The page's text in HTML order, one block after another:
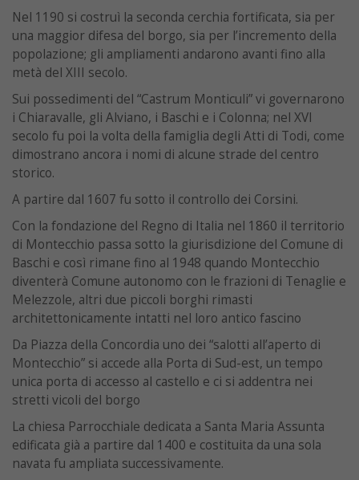
Nel 1190 si costruì la seconda cerchia fortificata, sia per
una maggior difesa del borgo, sia per l’incremento della
popolazione; gli ampliamenti andarono avanti fino alla
metà del XIII secolo.
Sui possedimenti del “Castrum Monticuli” vi governarono
i Chiaravalle, gli Alviano, i Baschi e i Colonna; nel XVI
secolo fu poi la volta della famiglia degli Atti di Todi, come
dimostrano ancora i nomi di alcune strade del centro
storico.
A partire dal 1607 fu sotto il controllo dei Corsini.
Con la fondazione del Regno di Italia nel 1860 il territorio
di Montecchio passa sotto la giurisdizione del Comune di
Baschi e così rimane fino al 1948 quando Montecchio
diventerà Comune autonomo con le frazioni di Tenaglie e
Melezzole, altri due piccoli borghi rimasti
architettonicamente intatti nel loro antico fascino
Da Piazza della Concordia uno dei “salotti all’aperto di
Montecchio” si accede alla Porta di Sud-est, un tempo
unica porta di accesso al castello e ci si addentra nei
stretti vicoli del borgo
La chiesa Parrocchiale dedicata a Santa Maria Assunta
edificata già a partire dal 1400 e costituita da una sola
navata fu ampliata successivamente.